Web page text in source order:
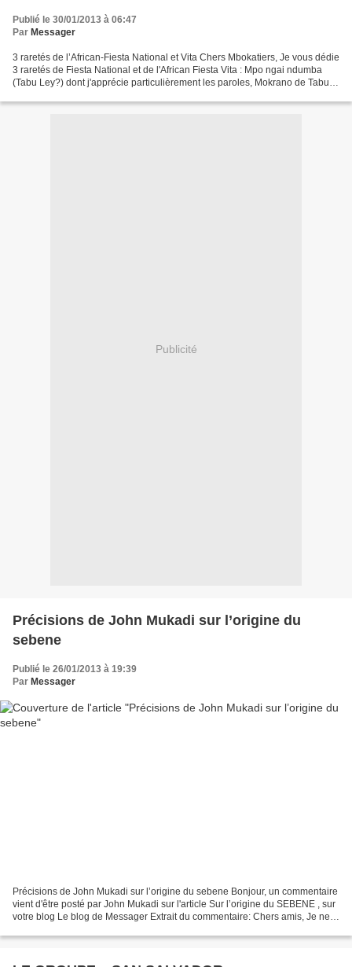
Publié le 30/01/2013 à 06:47
Par Messager
3 raretés de l’African-Fiesta National et Vita Chers Mbokatiers, Je vous dédie
3 raretés de Fiesta National et de l'African Fiesta Vita : Mpo ngai ndumba
(Tabu Ley?) dont j'apprécie particulièrement les paroles, Mokrano de Tabu
Publicité
Précisions de John Mukadi sur l’origine du
sebene
Publié le 26/01/2013 à 19:39
Par Messager
Précisions de John Mukadi sur l’origine du sebene Bonjour, un commentaire
vient d'être posté par John Mukadi sur l'article Sur l’origine du SEBENE , sur
votre blog Le blog de Messager Extrait du commentaire: Chers amis, Je ne